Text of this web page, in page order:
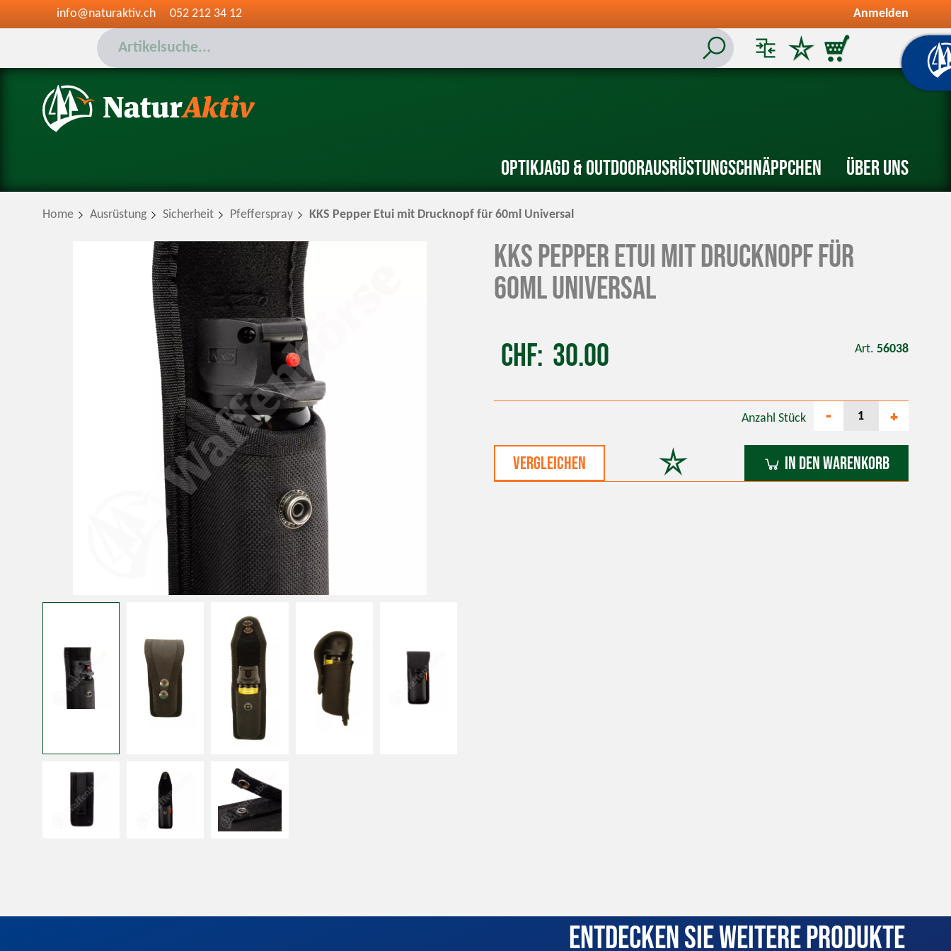
info@naturaktiv.ch 052 212 34 12 Anmelden
OptikJagd & OutdoorAusrüstungSchnäppchen Über uns
Home Ausrüstung Sicherheit Pfefferspray KKS Pepper Etui mit Drucknopf für 60ml Universal
KKS Pepper Etui mit Drucknopf für
60ml Universal
CHF 30.00 Art. 56038
vergleichen
Anzahl Stück - +
In den Warenkorb
Entdecken Sie weitere Produkte